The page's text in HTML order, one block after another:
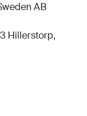
AB
Hillerstorp,